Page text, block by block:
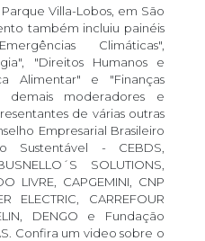
Villa-Lobos, em São
também incluiu painéis
Climáticas",
"Direitos Humanos e
Alimentar" e "Finanças
demais moderadores e
de várias outras
Empresarial Brasileiro
Sustentável - CEBDS,
SOLUTIONS,
LIVRE, CAPGEMINI, CNP
ELECTRIC, CARREFOUR
DENGO e Fundação
Confira um video sobre o